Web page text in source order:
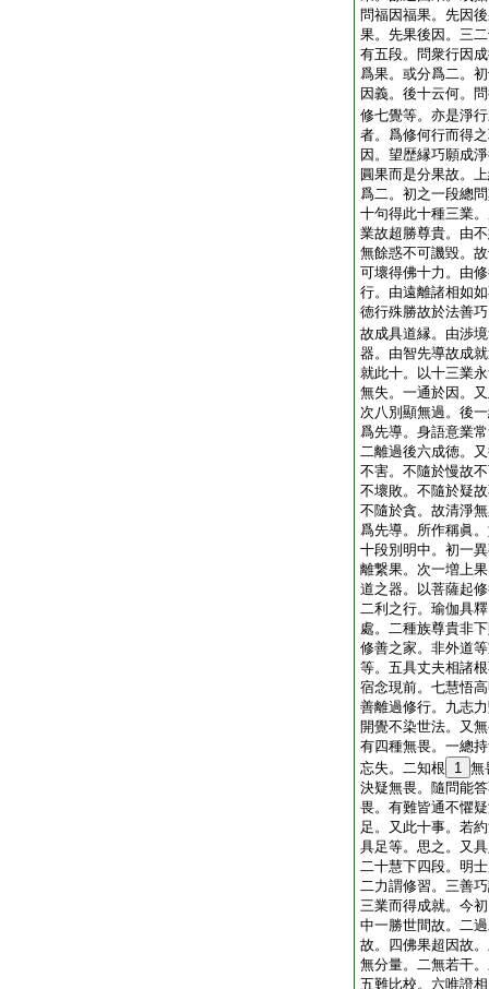
問福因福果。先因
果。先果後因。三
有五段。問衆行因
爲果。或分爲二。
因義。後十云何。
修七覺等。亦是淨
者。爲修何行而得
因。望歴縁巧願成
圓果而是分果故。
爲二。初之一段總
十句得此十種三業
業故超勝尊貴。由
無餘惑不可譏毀。
可壞得佛十力。由
行。由遠離諸相如
徳行殊勝故於法善
故成具道縁。由渉
器。由智先導故成
就此十。以十三業
無失。一通於因。
次八別顯無過。後
爲先導。身語意業
二離過後六成徳。
不害。不隨於慢故
不壞敗。不隨於疑
不隨於貪。故清淨
爲先導。所作稱眞
十段別明中。初一
離繋果。次一増上
道之器。以菩薩起
二利之行。瑜伽具
處。二種族尊貴非
修善之家。非外道
等。五具丈夫相諸
宿念現前。七慧悟
善離過修行。九志
開覺不染世法。又
有四種無畏。一總
忘失。二知根
1 無
決疑無畏。隨問能
畏。有難皆通不懼
足。又此十事。若
具足等。思之。又
二十慧下四段。明
二力謂修習。三善
三業而得成就。今
中一勝世間故。二
故。四佛果超因故
無分量。二無若干
五難比校。六唯證